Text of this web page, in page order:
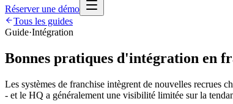
Réserver une démo
Tous les guides
Guide·Intégration
Bonnes pratiques d'intégration en
Les systèmes de franchise intègrent de nouvelles recrues
- et le HQ a généralement une visibilité limitée sur la